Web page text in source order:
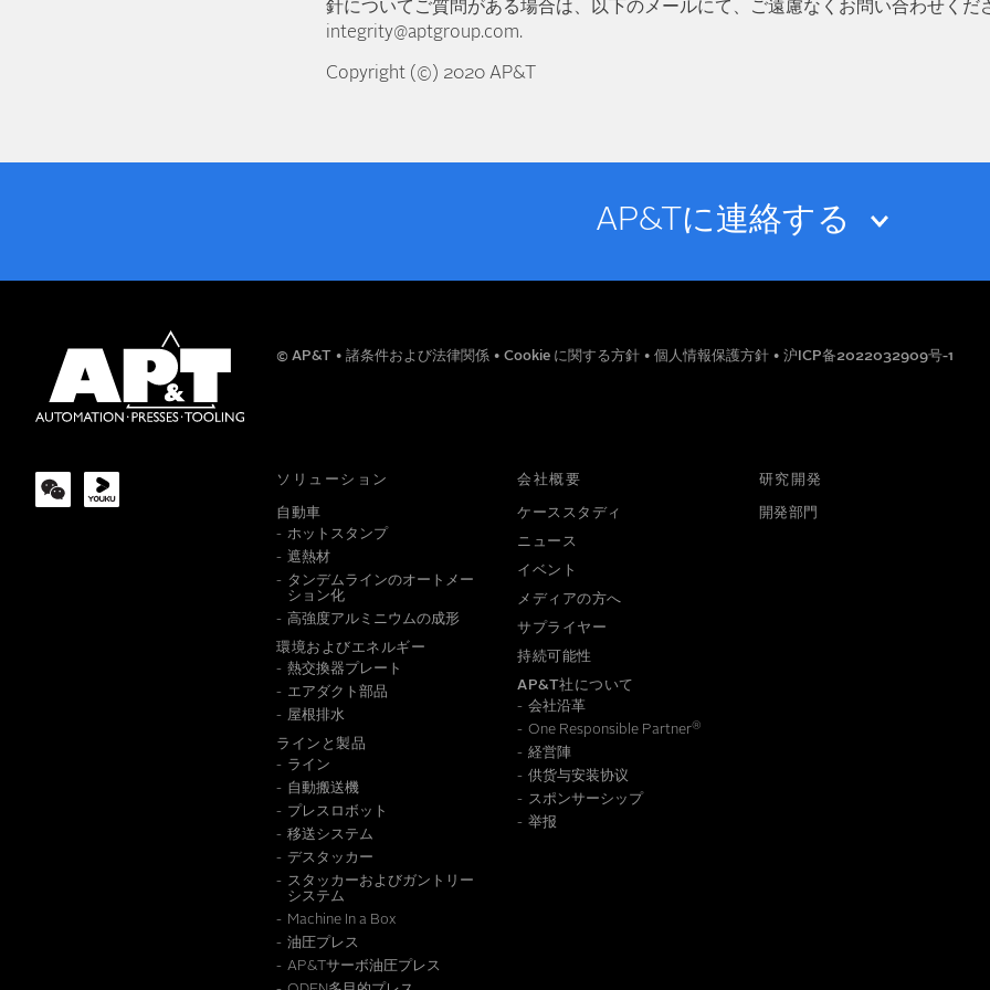
針についてご質問がある場合は、以下のメールにて、ご遠慮なくお問い合わせくだ
integrity@aptgroup.com.
Copyright (©) 2020 AP&T
AP&Tに連絡する
メッセージ
この情報の保存方法についての詳細は、
© AP&T 諸条件および法律関係 •Cookie に関する方針 •個人情報保護方針 •沪ICP备2022032909号-1
ソリューション
自動車
ホットスタンプ
遮熱材
タンデムラインのオートメー
ション化
高強度アルミニウムの成形
環境およびエネルギー
熱交換器プレート
エアダクト部品
屋根排水
ラインと製品
ライン
自動搬送機
プレスロボット
移送システム
デスタッカー
スタッカーおよびガントリー
システム
Machine In a Box
油圧プレス
AP&Tサーボ油圧プレス
会社概要
ケーススタディ
ニュース
イベント
メディアの方へ
サプライヤー
持続可能性
AP&T社について
会社沿革
One Responsible Partner®
経営陣
供货与安装协议
スポンサーシップ
举报
研究開発
開発部門